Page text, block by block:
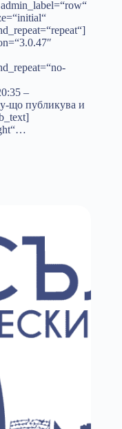
–
що публикува и